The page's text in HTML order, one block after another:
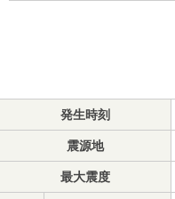
発生時刻
震源地
最大震度